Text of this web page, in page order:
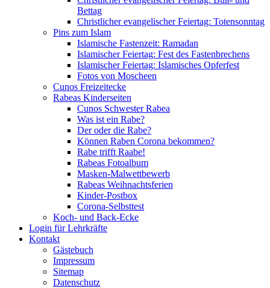
Bettag
Christlicher evangelischer Feiertag: Totensonntag
Pins zum Islam
Islamische Fastenzeit: Ramadan
Islamischer Feiertag: Fest des Fastenbrechens
Islamischer Feiertag: Islamisches Opferfest
Fotos von Moscheen
Cunos Freizeitecke
Rabeas Kinderseiten
Cunos Schwester Rabea
Was ist ein Rabe?
Der oder die Rabe?
Können Raben Corona bekommen?
Rabe trifft Raabe!
Rabeas Fotoalbum
Masken-Malwettbewerb
Rabeas Weihnachtsferien
Kinder-Postbox
Corona-Selbsttest
Koch- und Back-Ecke
Login für Lehrkräfte
Kontakt
Gästebuch
Impressum
Sitemap
Datenschutz